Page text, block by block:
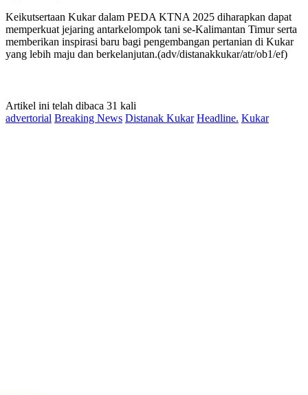
Keikutsertaan Kukar dalam PEDA KTNA 2025 diharapkan dapat
memperkuat jejaring antarkelompok tani se-Kalimantan Timur serta
memberikan inspirasi baru bagi pengembangan pertanian di Kukar
yang lebih maju dan berkelanjutan.(adv/distanakkukar/atr/ob1/ef)
Artikel ini telah dibaca 31 kali
advertorial Breaking News Distanak Kukar Headline. Kukar